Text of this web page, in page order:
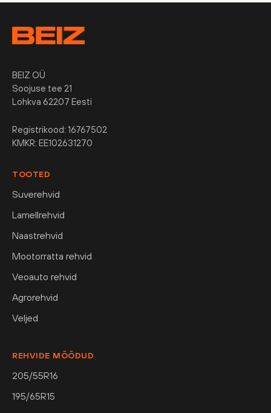
BEIZ OÜ
Soojuse tee 21
Lohkva 62207 Eesti
Registrikood: 16767502
KMKR: EE102631270
TOOTED
Suverehvid
Lamellrehvid
Naastrehvid
Mootorratta rehvid
Veoauto rehvid
Agrorehvid
Veljed
REHVIDE MÕÕDUD
205/55R16
195/65R15